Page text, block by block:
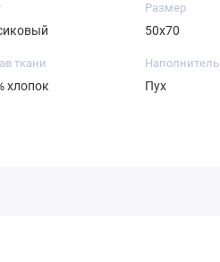
Размер
50х70
ткани
хлопок
Наполнитель
Пух